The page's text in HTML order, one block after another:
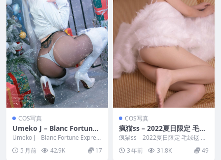
COS写真
Umeko J – Blanc Fortune
Express (NIKKE)
Umeko J – Blanc Fortune Express
(NIKKE) ...
5 月前 42.9K 17
COS写真
疯猫ss – 2022夏日限定 毛绒
毯
疯猫ss – 2022夏日限定 毛绒毯 写
真分类：唯美，参与模特：疯猫ss
[套...3 年前 31.8K 49